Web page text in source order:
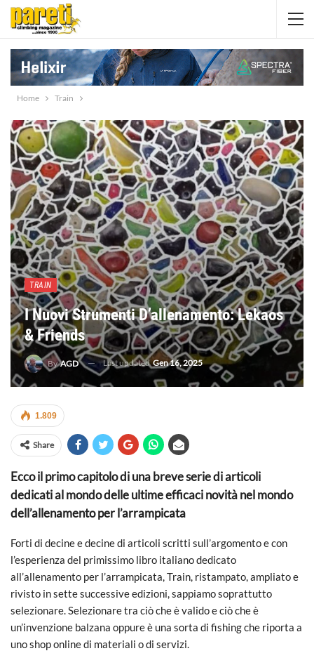
Home Train
TRAIN
I Nuovi Strumenti D’allenamento: Lekaos
& Friends
ByAGD Last updatedGen 16, 2025
1.809
Share
Ecco il primo capitolo di una breve serie di articoli
dedicati al mondo delle ultime efficaci novità nel mondo
dell’allenamento per l’arrampicata
Forti di decine e decine di articoli scritti sull’argomento e con
l’esperienza del primissimo libro italiano dedicato
all’allenamento per l’arrampicata, Train, ristampato, ampliato e
rivisto in sette successive edizioni, sappiamo soprattutto
selezionare. Selezionare tra ciò che è valido e ciò che è
un’invenzione balzana oppure è una sorta di fishing che riporta a
uno shop online di materiali o di servizi.